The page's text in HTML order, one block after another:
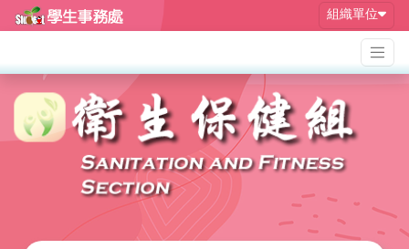
組織單位